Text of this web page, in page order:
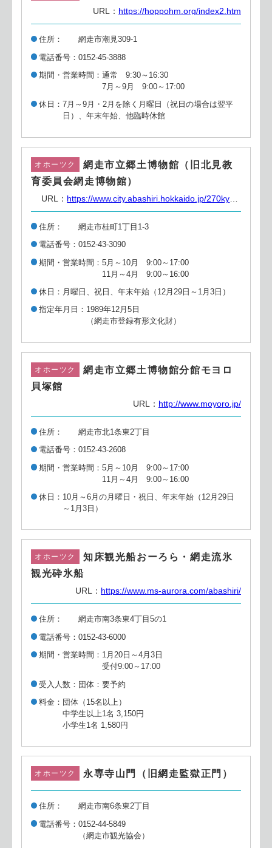
URL： https://hoppohm.org/index2.htm
住所
網走市潮見309-1
電話番号
0152-45-3888
期間・営業時間
通常 9:30～16:30
7月～9月 9:00～17:00
休日
7月～9月・2月を除く月曜日（祝日の場合は翌平
日）、年末年始、他臨時休館
オホーツク
網走市立郷土博物館（旧北見教
育委員会網走博物館）
URL： https://www.city.abashiri.hokkaido.jp/270kyoiku/050kyoudo/
住所
網走市桂町1丁目1-3
電話番号
0152-43-3090
期間・営業時間
5月～10月 9:00～17:00
11月～4月 9:00～16:00
休日
月曜日、祝日、年末年始（12月29日～1月3日）
指定年月日
1989年12月5日
（網走市登録有形文化財）
オホーツク
網走市立郷土博物館分館モヨロ
貝塚館
URL： http://www.moyoro.jp/
住所
網走市北1条東2丁目
電話番号
0152-43-2608
期間・営業時間
5月～10月 9:00～17:00
11月～4月 9:00～16:00
休日
10月～6月の月曜日・祝日、年末年始（12月29日
～1月3日）
オホーツク
知床観光船おーろら・網走流氷
観光砕氷船
URL： https://www.ms-aurora.com/abashiri/
住所
網走市南3条東4丁目5の1
電話番号
0152-43-6000
期間・営業時間
1月20日～4月3日
受付9:00～17:00
受入人数
団体：要予約
料金
団体（15名以上）
中学生以上1名 3,150円
小学生1名 1,580円
オホーツク 永専寺山門（旧網走監獄正門）
住所
網走市南6条東2丁目
電話番号
0152-44-5849
（網走市観光協会）